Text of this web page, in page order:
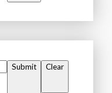
Submit Clear